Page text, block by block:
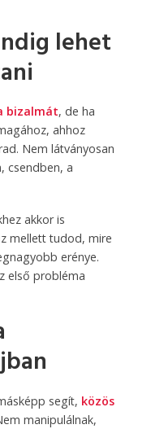
lehet
bizalmát, de ha
ahhoz
Nem látványosan
csendben, a
akkor is
mellett tudod, mire
erénye.
első probléma
segít, közös
manipulálnak,